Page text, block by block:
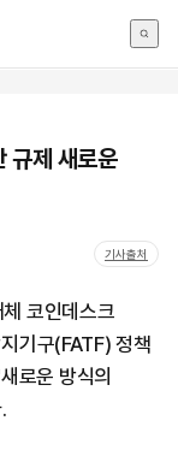
규제 새로운
기사출처
코인데스크
기구(FATF) 정책
로운 방식의